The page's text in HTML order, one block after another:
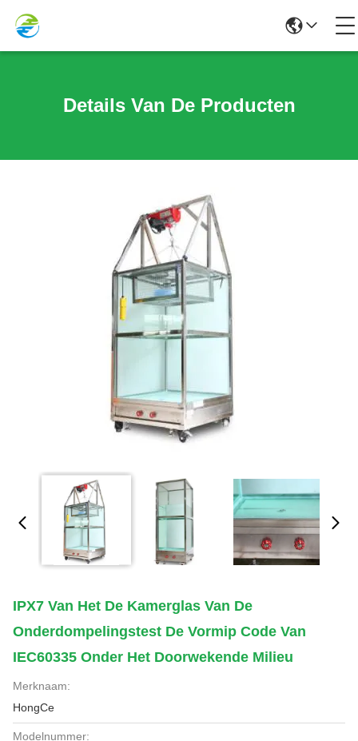
Details Van De Producten
IPX7 Van Het De Kamerglas Van De
Onderdompelingstest De Vormip Code Van
IEC60335 Onder Het Doorwekende Milieu
Merknaam:
HongCe
Modelnummer: